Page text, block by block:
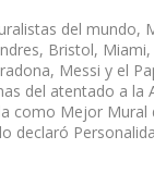
del mundo,
Bristol,
Messi y el
del atentado a
como Mejor
declaró